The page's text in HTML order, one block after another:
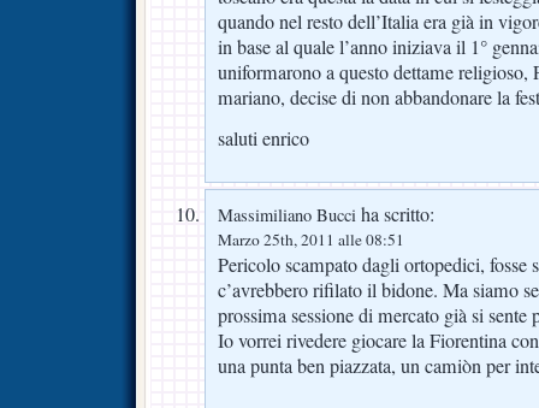
quando nel resto dell’Italia era già in
in base al quale l’anno iniziava il 1°
uniformarono a questo dettame religioso,
mariano, decise di non abbandonare la
saluti enrico
Massimiliano Bucci ha scritto:
Marzo 25th, 2011 alle 08:51
Pericolo scampato dagli ortopedici, fosse
c’avrebbero rifilato il bidone. Ma siamo
prossima sessione di mercato già si sente
Io vorrei rivedere giocare la Fiorentina
una punta ben piazzata, un camiòn per